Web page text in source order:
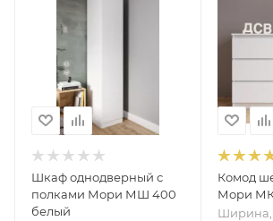
Шкаф однодверный с
полками Мори МШ 400
белый
Комод
Мори МК